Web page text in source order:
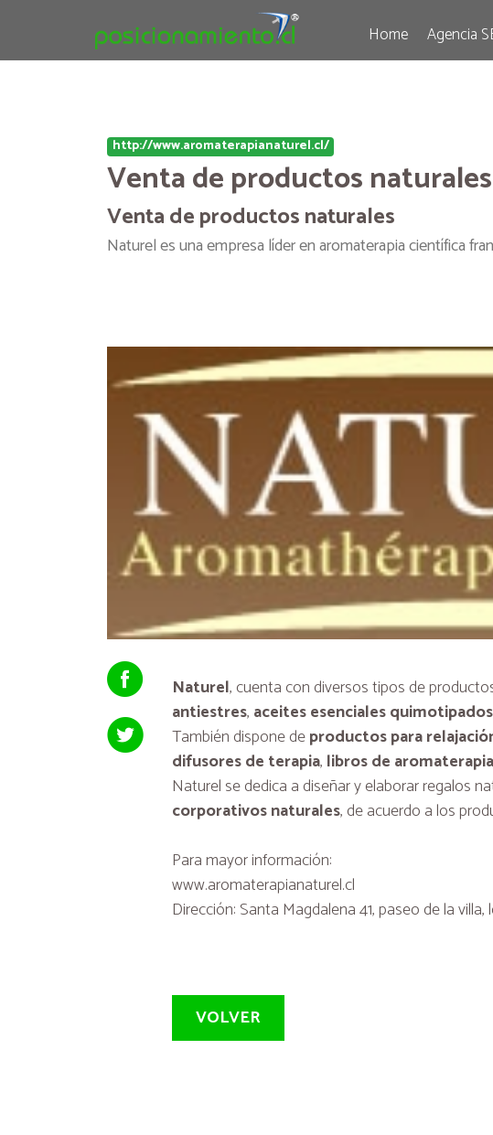
Home Agencia
http://www.aromaterapianaturel.cl/
Venta de productos naturales
Venta de productos naturales
Naturel es una empresa líder en aromaterapia científica
Naturel, cuenta con diversos tipos de
antiestres, aceites esenciales quimotipados
También dispone deproductos para
difusores de terapia, libros de aromaterapia
Naturel se dedica a diseñar y elaborar regalos
corporativos naturales, de acuerdo a los
Para mayor información:
www.aromaterapianaturel.cl
Dirección: Santa Magdalena 41, paseo de la villa,
VOLVER